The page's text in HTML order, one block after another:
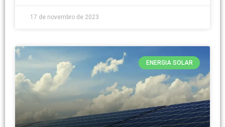
17 de novembro de 2023
ENERGIA SOLAR